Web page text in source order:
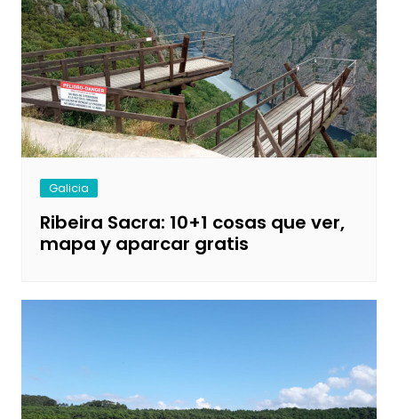
Galicia
Ribeira Sacra: 10+1 cosas que ver,
mapa y aparcar gratis